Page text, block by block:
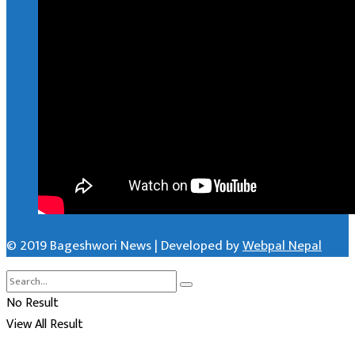
© 2019 Bageshwori News | Developed byWebpal Nepal
No Result
View All Result